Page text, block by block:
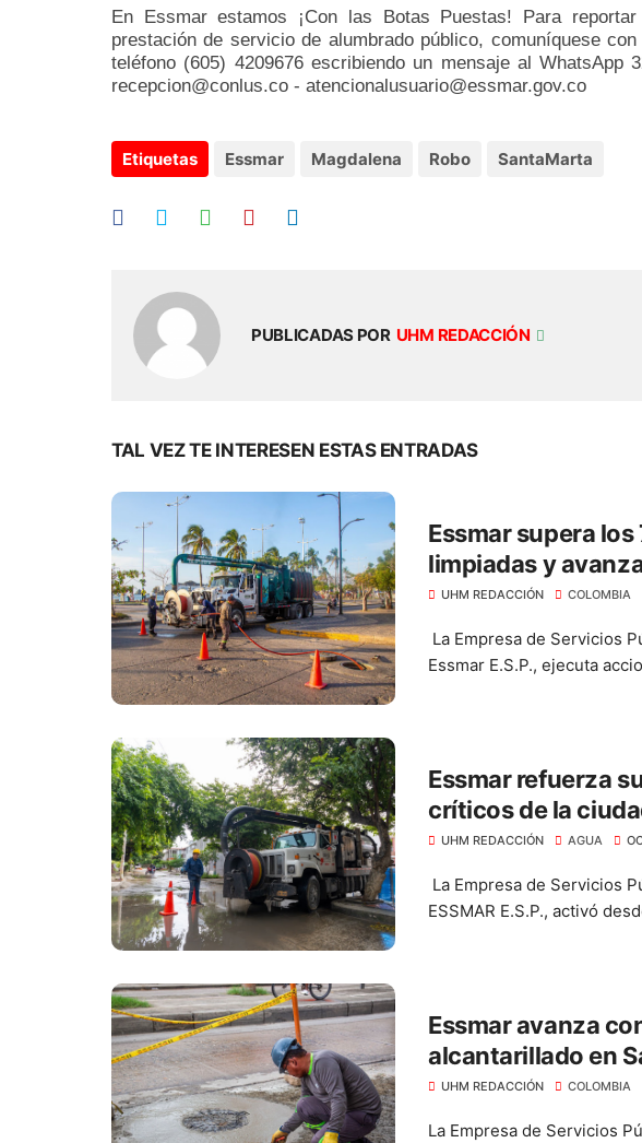
En Essmar estamos ¡Con las Botas Puestas! Para
prestación de servicio de alumbrado público, comuníquese
teléfono (605) 4209676 escribiendo un mensaje al WhatsApp
recepcion@conlus.co - atencionalusuario@essmar.gov.co
Etiquetas Essmar Magdalena Robo SantaMarta
PUBLICADAS POR UHM REDACCIÓN
TAL VEZ TE INTERESEN ESTAS ENTRADAS
Essmar supera
limpiadas y
alcantarillado
UHM REDACCIÓN COLOMBIA
La Empresa de Servicios
Essmar E.S.P., ejecuta
Essmar refuerza
críticos de la
registradas
UHM REDACCIÓN AGUA
La Empresa de Servicios
ESSMAR E.S.P., activó
Essmar avanza
alcantarillado en
UHM REDACCIÓN COLOMBIA
La Empresa de Servicios